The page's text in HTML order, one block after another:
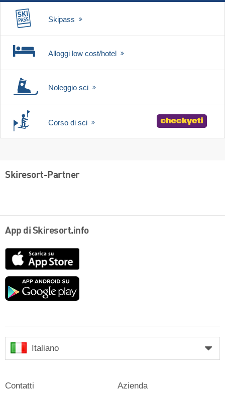
Skipass
Alloggi low cost/hotel
Noleggio sci
Corso di sci
Skiresort-Partner
App di Skiresort.info
Google
Italiano
Contatti Azienda